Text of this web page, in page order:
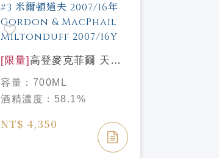
[限量] 高登麥克菲爾 天使
甄選#3 米爾頓道夫
2007/16年 Gordon &
MacPhail Miltonduff
2007/16Y
容量： 700ML
酒精濃度： 58.1%
NT$ 4,350